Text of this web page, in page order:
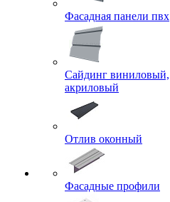
Фасадная панели пвх
Сайдинг виниловый,
акриловый
Отлив оконный
Фасадные профили